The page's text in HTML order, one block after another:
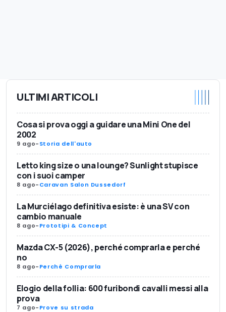
ULTIMI ARTICOLI
Cosa si prova oggi a guidare una Mini One del
2002
9 ago-Storia dell'auto
Letto king size o una lounge? Sunlight stupisce
con i suoi camper
8 ago-Caravan Salon Dussedorf
La Murciélago definitiva esiste: è una SV con
cambio manuale
8 ago-Prototipi & Concept
Mazda CX-5 (2026), perché comprarla e perché
no
8 ago-Perché Comprarla
Elogio della follia: 600 furibondi cavalli messi alla
prova
7 ago-Prove su strada